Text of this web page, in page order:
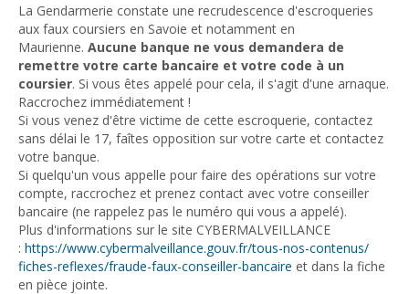
La Gendarmerie constate une recrudescence d'escroqueries
aux faux coursiers en Savoie et notamment en
Maurienne. Aucune banque ne vous demandera de
remettre votre carte bancaire et votre code à un
coursier. Si vous êtes appelé pour cela, il s'agit d'une arnaque.
Raccrochez immédiatement !
Si vous venez d'être victime de cette escroquerie, contactez
sans délai le 17, faîtes opposition sur votre carte et contactez
votre banque.
Si quelqu'un vous appelle pour faire des opérations sur votre
compte, raccrochez et prenez contact avec votre conseiller
bancaire (ne rappelez pas le numéro qui vous a appelé).
Plus d'informations sur le site CYBERMALVEILLANCE
: https://www.cybermalveillance.gouv.fr/tous-nos-contenus/
fiches-reflexes/fraude-faux-conseiller-bancaire et dans la fiche
en pièce jointe.